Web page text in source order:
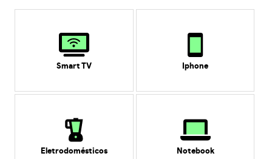
Smart TV Iphone
Eletrodomésticos Notebook